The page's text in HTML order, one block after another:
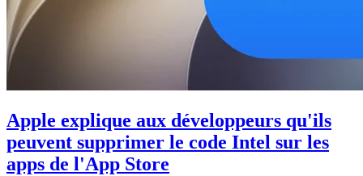
Apple explique aux développeurs qu'ils
peuvent supprimer le code Intel sur les
apps de l'App Store